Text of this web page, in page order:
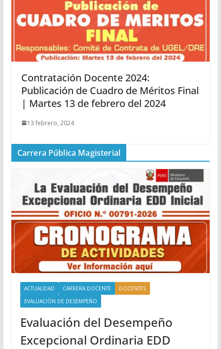
Contratación Docente 2024:
Publicación de Cuadro de Méritos Final
| Martes 13 de febrero del 2024
13 febrero, 2024
Carrera Pública Magisterial
ACTUALIDAD CARRERA DOCENTE
DOCENTES
EVALUACIÓN DE DESEMPEÑO
Evaluación del Desempeño
Excepcional Ordinaria EDD